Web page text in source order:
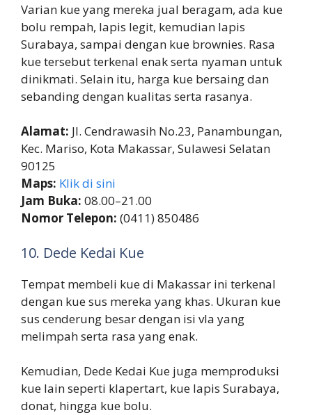
Varian kue yang mereka jual beragam, ada kue
bolu rempah, lapis legit, kemudian lapis
Surabaya, sampai dengan kue brownies. Rasa
kue tersebut terkenal enak serta nyaman untuk
dinikmati. Selain itu, harga kue bersaing dan
sebanding dengan kualitas serta rasanya.
Alamat: Jl. Cendrawasih No.23, Panambungan,
Kec. Mariso, Kota Makassar, Sulawesi Selatan
90125
Maps: Klik di sini
Jam Buka: 08.00–21.00
Nomor Telepon: (0411) 850486
10. Dede Kedai Kue
Tempat membeli kue di Makassar ini terkenal
dengan kue sus mereka yang khas. Ukuran kue
sus cenderung besar dengan isi vla yang
melimpah serta rasa yang enak.
Kemudian, Dede Kedai Kue juga memproduksi
kue lain seperti klapertart, kue lapis Surabaya,
donat, hingga kue bolu.